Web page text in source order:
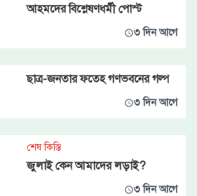
আহমদের বিশ্লেষণধর্মী পোস্ট
৩ দিন আগে
ছাত্র-জনতার ফতেহ গণভবনের গল্প
৩ দিন আগে
শেষ কিস্তি
জুলাই কেন আমাদের লড়াই?
৩ দিন আগে